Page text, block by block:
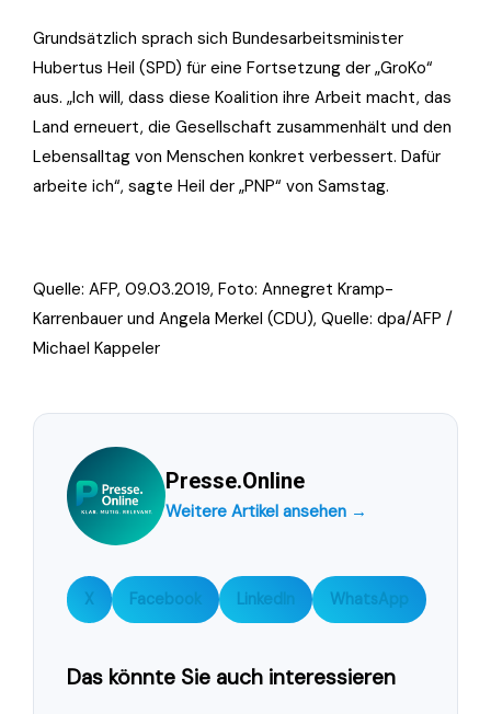
Grundsätzlich sprach sich Bundesarbeitsminister
Hubertus Heil (SPD) für eine Fortsetzung der „GroKo“
aus. „Ich will, dass diese Koalition ihre Arbeit macht, das
Land erneuert, die Gesellschaft zusammenhält und den
Lebensalltag von Menschen konkret verbessert. Dafür
arbeite ich“, sagte Heil der „PNP“ von Samstag.
Quelle: AFP, 09.03.2019, Foto: Annegret Kramp-
Karrenbauer und Angela Merkel (CDU), Quelle: dpa/AFP /
Michael Kappeler
Presse.Online
Weitere Artikel ansehen →
X Facebook LinkedIn WhatsApp
Das könnte Sie auch interessieren